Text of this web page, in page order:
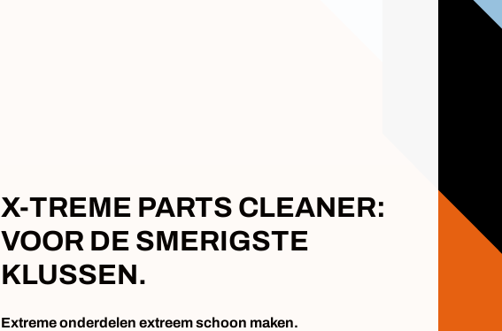
X-TREME PARTS CLEANER:
VOOR DE SMERIGSTE
KLUSSEN.
Extreme onderdelen extreem schoon maken.